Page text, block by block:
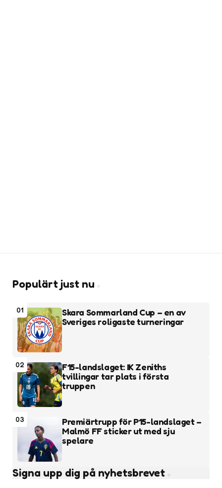
Populärt just nu
01
Skara Sommarland Cup – en av
Sveriges roligaste turneringar
02
F15-landslaget: IK Zeniths
tvillingar tar plats i första
truppen
03
Premiärtrupp för P15-landslaget –
Malmö FF sticker ut med sju
spelare
Signa upp dig på nyhetsbrevet